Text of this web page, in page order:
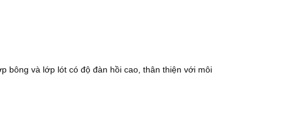
bông và lớp lót có độ đàn hồi cao, thân thiện với môi